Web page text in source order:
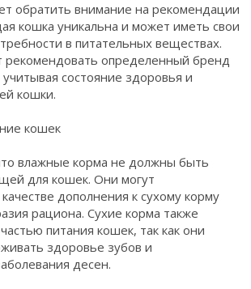
обратить внимание на рекомендации
кошка уникальна и может иметь свои
в питательных веществах.
рекомендовать определенный бренд
состояние здоровья и
кошки.
кошек
влажные корма не должны быть
для кошек. Они могут
дополнения к сухому корму
рациона. Сухие корма также
питания кошек, так как они
здоровье зубов и
десен.